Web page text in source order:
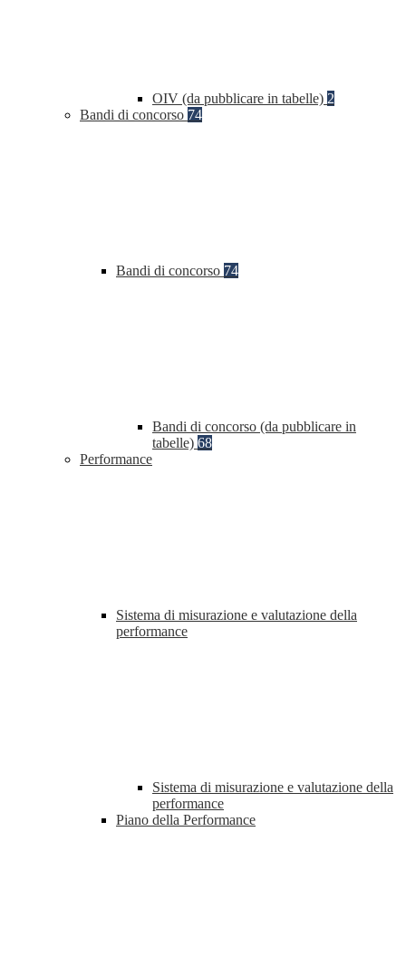
OIV (da pubblicare in tabelle) 2
Bandi di concorso 74
Bandi di concorso 74
Bandi di concorso (da pubblicare in
tabelle) 68
Performance
Sistema di misurazione e valutazione della
performance
Sistema di misurazione e valutazione della
performance
Piano della Performance